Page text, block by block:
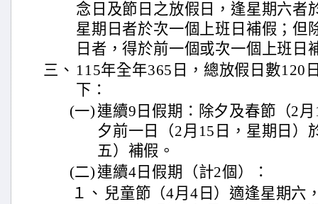
念日及節日之放假日，逢星期六者
星期日者於次一個上班日補假；但
日者，得於前一個或次一個上班日
三、 115年全年365日，總放假日數120
下：
(一) 連續9日假期：除夕及春節（2
夕前一日（2月15日，星期日）
五）補假。
(二) 連續4日假期（計2個）：
１、 兒童節（4月4日）適逢星期六